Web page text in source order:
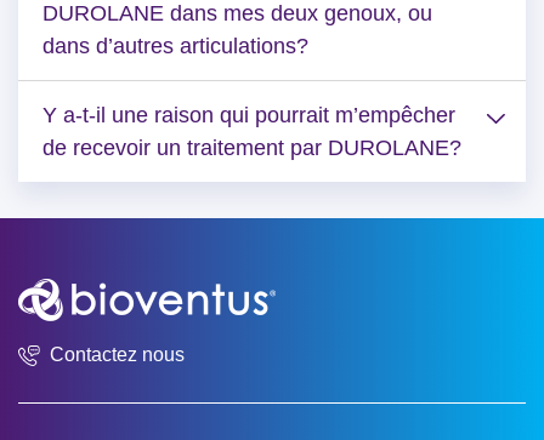
DUROLANE dans mes deux genoux, ou
dans d’autres articulations?
Y a-t-il une raison qui pourrait m’empêcher
de recevoir un traitement par DUROLANE?
Contactez nous